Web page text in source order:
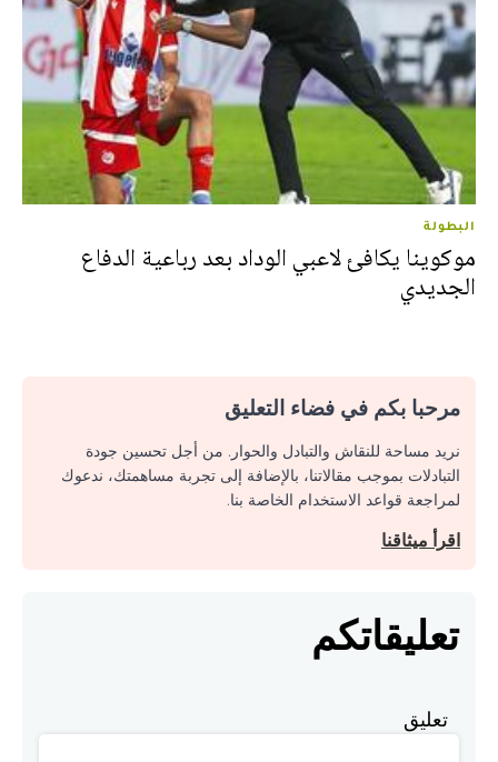
البطولة
موكوينا يكافئ لاعبي الوداد بعد رباعية الدفاع
الجديدي
مرحبا بكم في فضاء التعليق
نريد مساحة للنقاش والتبادل والحوار. من أجل تحسين جودة
التبادلات بموجب مقالاتنا، بالإضافة إلى تجربة مساهمتك، ندعوك
لمراجعة قواعد الاستخدام الخاصة بنا.
اقرأ ميثاقنا
تعليقاتكم
تعليق